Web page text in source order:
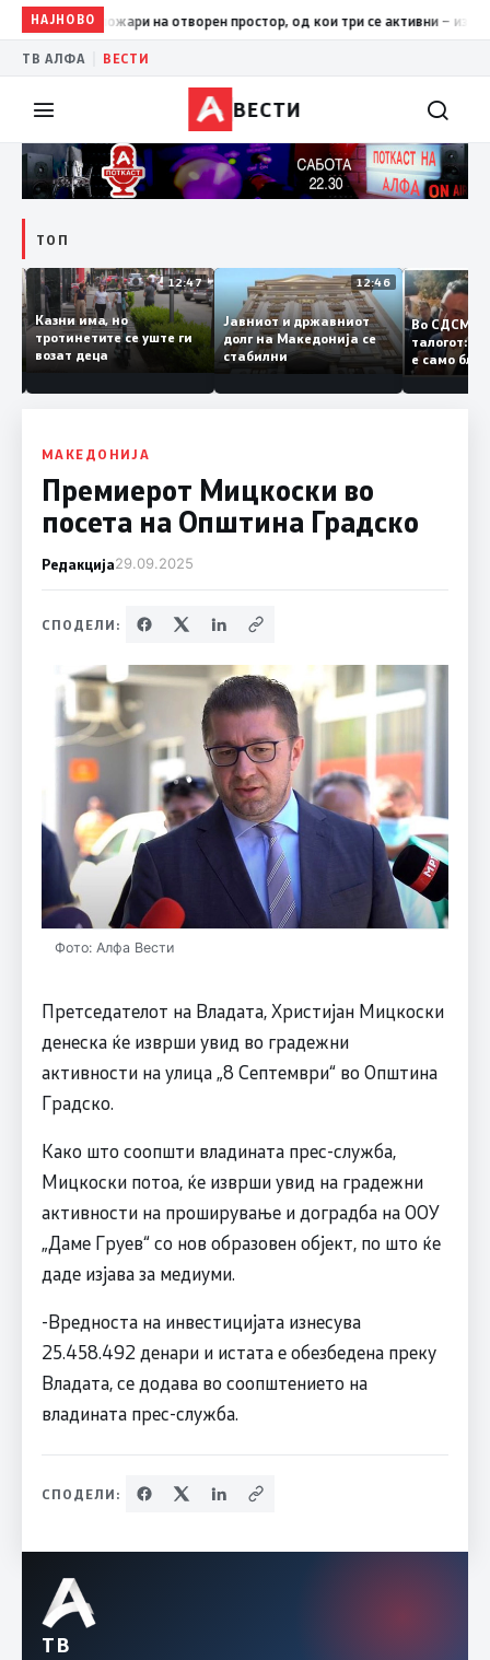
НАЈНОВО17:42ЦУК: До 18 часот 11 пожари на отворен простор, од
ТВ АЛФА ВЕСТИ
ВЕСТИ
ТОП
12:47
Казни има, но
тротинетите се уште ги
возат деца
12:46
Јавниот и државниот
долг на Македонија се
стабилни
Во СДСМ
е само
копија
Заев
МАКЕДОНИЈА
Премиерот Мицкоски во
посета на Општина Градско
Редакција29.09.2025
СПОДЕЛИ:
Фото: Алфа Вести
Претседателот на Владата, Христијан Мицкоски
денеска ќе изврши увид во градежни
активности на улица „8 Септември“ во Општина
Градско.
Како што соопшти владината прес-служба,
Мицкоски потоа, ќе изврши увид на градежни
активности на проширување и доградба на ООУ
„Даме Груев“ со нов образовен објект, по што ќе
даде изјава за медиуми.
-Вредноста на инвестицијата изнесува
25.458.492 денари и истата е обезбедена преку
Владата, се додава во соопштението на
владината прес-служба.
СПОДЕЛИ:
ТВ